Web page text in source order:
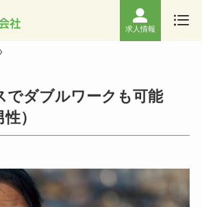
求人情報
でダブルワークも可能
）